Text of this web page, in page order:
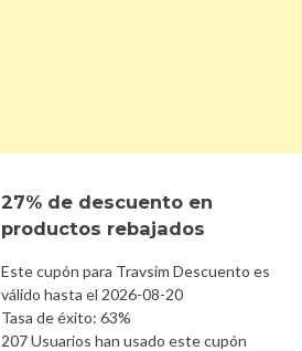
27% de descuento en
productos rebajados
Este cupón para Travsim Descuento es
válido hasta el 2026-08-20
Tasa de éxito: 63%
207 Usuarios han usado este cupón